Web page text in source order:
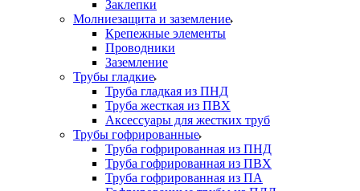
Заклепки
Молниезащита и заземление
Крепежные элементы
Проводники
Заземление
Трубы гладкие
Труба гладкая из ПНД
Труба жесткая из ПВХ
Аксессуары для жестких труб
Трубы гофрированные
Труба гофрированная из ПНД
Труба гофрированная из ПВХ
Труба гофрированная из ПА